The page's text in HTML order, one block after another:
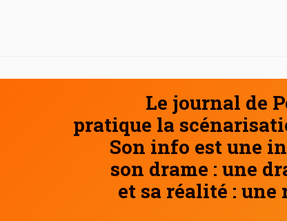
Le journal de
pratique la
Son info est une
son drame : une
et sa réalité :